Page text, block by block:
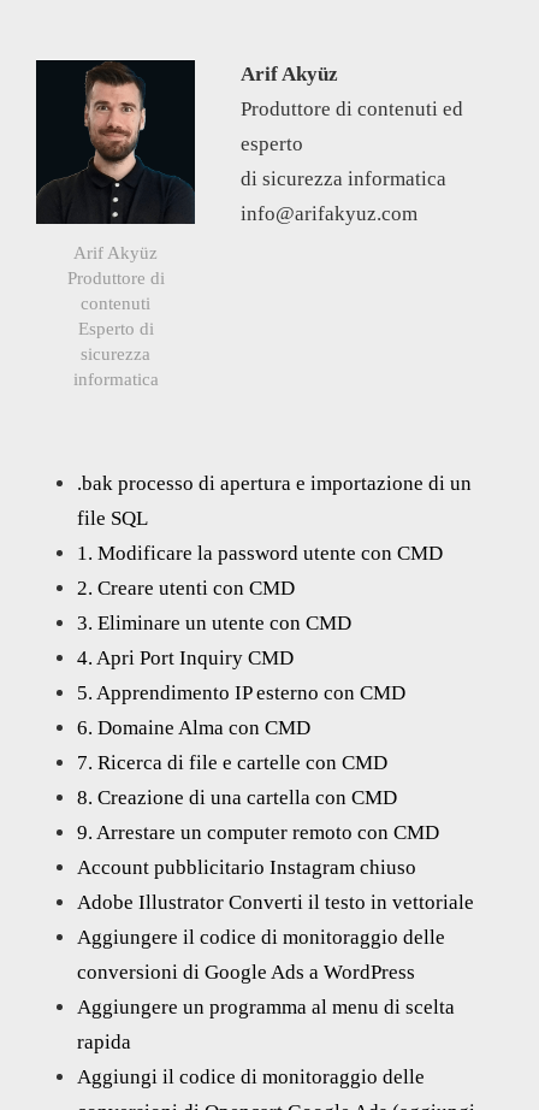
Arif Akyüz
Produttore di
contenuti
Esperto di
sicurezza
informatica
Arif Akyüz
Produttore di contenuti ed
esperto
di sicurezza informatica
info@arifakyuz.com
.bak processo di apertura e importazione di un
file SQL
1. Modificare la password utente con CMD
2. Creare utenti con CMD
3. Eliminare un utente con CMD
4. Apri Port Inquiry CMD
5. Apprendimento IP esterno con CMD
6. Domaine Alma con CMD
7. Ricerca di file e cartelle con CMD
8. Creazione di una cartella con CMD
9. Arrestare un computer remoto con CMD
Account pubblicitario Instagram chiuso
Adobe Illustrator Converti il testo in vettoriale
Aggiungere il codice di monitoraggio delle
conversioni di Google Ads a WordPress
Aggiungere un programma al menu di scelta
rapida
Aggiungi il codice di monitoraggio delle